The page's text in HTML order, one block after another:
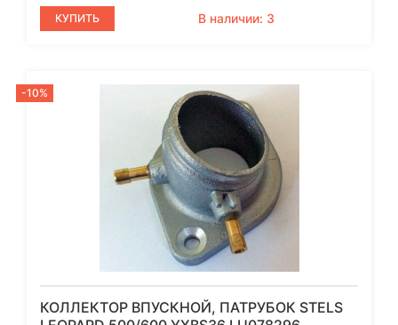
КУПИТЬ В наличии: 3
-10%
КОЛЛЕКТОР ВПУСКНОЙ, ПАТРУБОК STELS